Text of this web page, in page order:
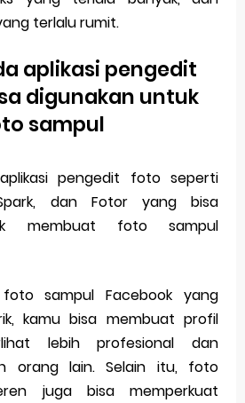
terlalu rumit.
aplikasi pengedit
digunakan untuk
sampul
pengedit foto seperti
dan Fotor yang bisa
membuat foto sampul
sampul Facebook yang
kamu bisa membuat profil
lebih profesional dan
orang lain. Selain itu, foto
juga bisa memperkuat